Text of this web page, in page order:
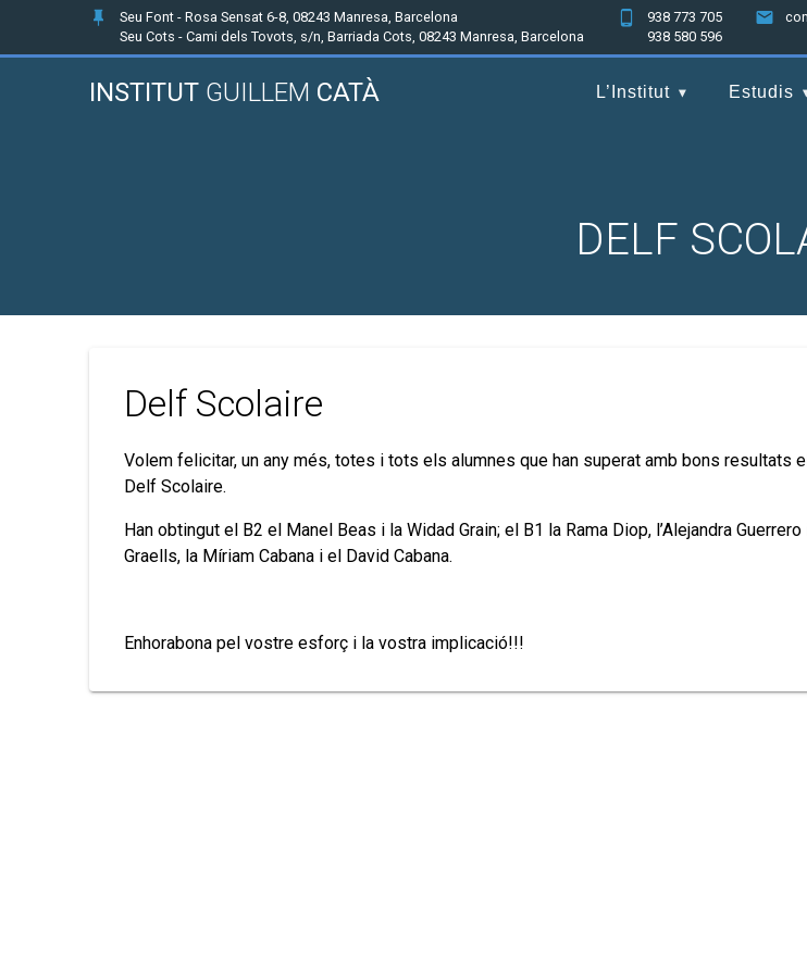
Seu Font - Rosa Sensat 6-8, 08243 Manresa, Barcelona
Seu Cots - Cami dels Tovots, s/n, Barriada Cots, 08243 Manresa, Barcelona
938 773 705
938 580 596
INSTITUT GUILLEM CATÀ L’Institut Estudis
DELF
Delf Scolaire
Volem felicitar, un any més, totes i tots els alumnes que han superat amb bons resultats
Delf Scolaire.
Han obtingut el B2 el Manel Beas i la Widad Grain; el B1 la Rama Diop, l’Alejandra
Graells, la Míriam Cabana i el David Cabana.
Enhorabona pel vostre esforç i la vostra implicació!!!